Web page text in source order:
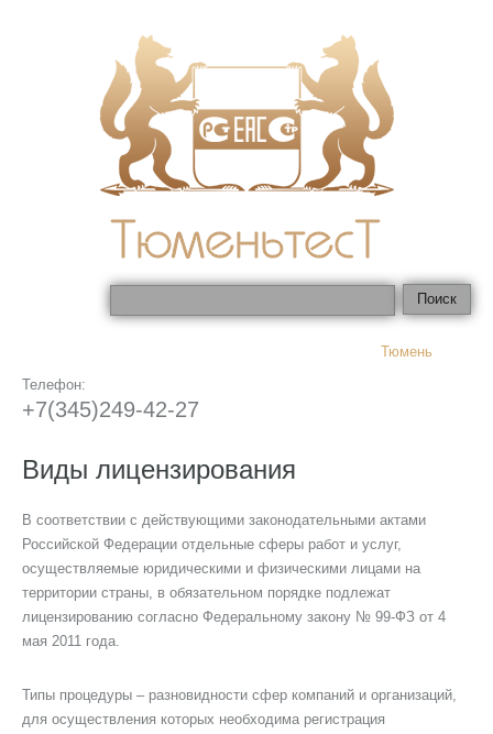
Тюмень
Телефон:
+7(345)249-42-27
Виды лицензирования
В соответствии с действующими законодательными актами
Российской Федерации отдельные сферы работ и услуг,
осуществляемые юридическими и физическими лицами на
территории страны, в обязательном порядке подлежат
лицензированию согласно Федеральному закону № 99-ФЗ от 4
мая 2011 года.
Типы процедуры – разновидности сфер компаний и организаций,
для осуществления которых необходима регистрация